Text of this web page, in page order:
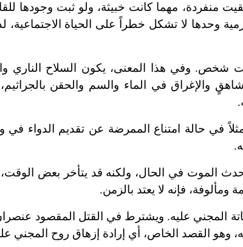
منفردة، مهما كانت خبيثة، ولو ثبت وجودها
وحدها لا تشكل خطراً على الحياة الاجتماعية،
وفي هذا المعنى، يكون السلاح الناري
والإغراق في الماء والسم والحقن بالجراثيم،
في حالة امتناع الممرضة عن تقديم الدواء في
يحدث الموت في الحال، ولكنه قد يتأخر بعض
ومألوفة، فإنه لا يعتد بالزمن.
المجني عليه. ويشترط في القتل المقصود عنصران
وهو القصد الخاص، أي إرادة إزهاق روح المجني